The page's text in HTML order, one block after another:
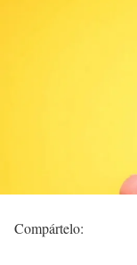
Compártelo: